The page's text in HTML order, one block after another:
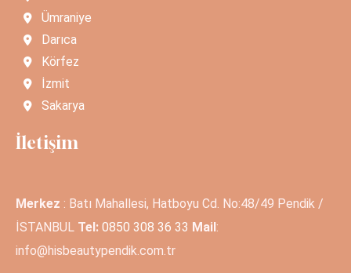
Ümraniye
Darıca
Körfez
İzmit
Sakarya
İletişim
Merkez : Batı Mahallesi, Hatboyu Cd. No:48/49 Pendik /
İSTANBUL Tel: 0850 308 36 33 Mail:
info@hisbeautypendik.com.tr